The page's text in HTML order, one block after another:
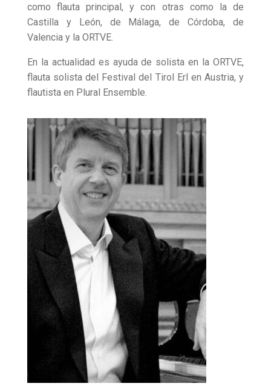
como flauta principal, y con otras como la de
Castilla y León, de Málaga, de Córdoba, de
Valencia y la ORTVE.
En la actualidad es ayuda de solista en la ORTVE,
flauta solista del Festival del Tirol Erl en Austria, y
flautista en Plural Ensemble.